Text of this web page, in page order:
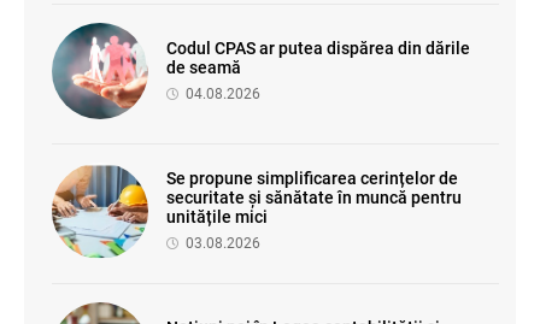
Codul CPAS ar putea dispărea din dările
de seamă
04.08.2026
Se propune simplificarea cerințelor de
securitate și sănătate în muncă pentru
unitățile mici
03.08.2026